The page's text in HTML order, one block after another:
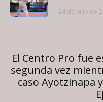
24 de julio de
El Centro Pro fue
segunda vez
caso Ayotzinapa